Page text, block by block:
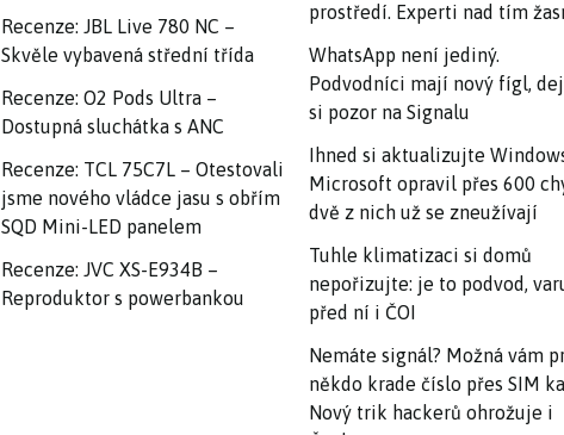
Recenze: JBL Live 780 NC –
Skvěle vybavená střední třída
Recenze: O2 Pods Ultra –
Dostupná sluchátka s ANC
Recenze: TCL 75C7L – Otestovali
jsme nového vládce jasu s obřím
SQD Mini-LED panelem
Recenze: JVC XS-E934B –
Reproduktor s powerbankou
prostředí. Experti nad tím
WhatsApp není jediný.
Podvodníci mají nový fígl,
si pozor na Signalu
Ihned si aktualizujte
Microsoft opravil přes 600
dvě z nich už se zneužívají
Tuhle klimatizaci si domů
nepořizujte: je to podvod,
před ní i ČOI
Nemáte signál? Možná vám
někdo krade číslo přes SIM
Nový trik hackerů ohrožuje i